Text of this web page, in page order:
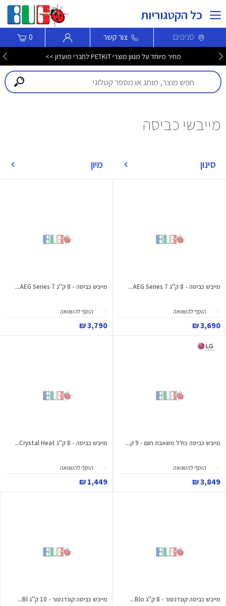
כל הקטגוריות
סניפים צור קשר 0
מחיר מיוחד על מגוון מוצרי PETKIT לחברי מועדון >>
מייבשי כביסה
סינון מיון
מייבש כביסה - 8 ק"ג AEG Series 7...
הוסף להשוואה
3,690 ₪
מייבש כביסה - 8 ק"ג AEG Series 7...
הוסף להשוואה
3,790 ₪
מייבש כביסה כולל משאבת חום - 9 ק...
הוסף להשוואה
3,849 ₪
מייבש כביסה - 8 ק"ג Crystal Heat...
הוסף להשוואה
1,449 ₪
מייבש כביסה קונדנסור - 8 ק"ג Blo... מייבש כביסה קונדנסור - 10 ק"ג Bl...